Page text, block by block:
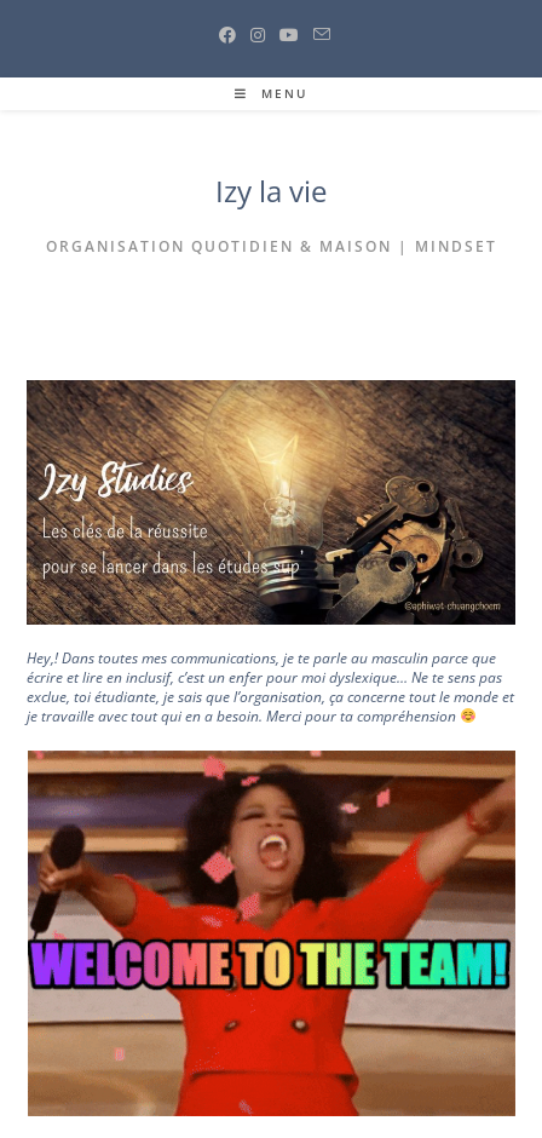
MENU
Izy la vie
ORGANISATION QUOTIDIEN & MAISON | MINDSET
Hey,! Dans toutes mes communications, je te parle au masculin parce que
écrire et lire en inclusif, c’est un enfer pour moi dyslexique… Ne te sens pas
exclue, toi étudiante, je sais que l’organisation, ça concerne tout le monde et
je travaille avec tout qui en a besoin. Merci pour ta compréhension